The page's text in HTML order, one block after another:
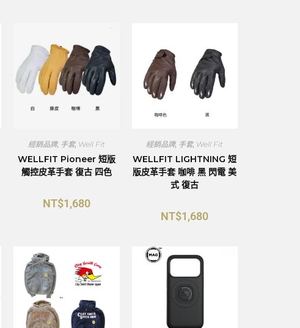
經銷品牌, 手套, Well Fit
WELLFIT Pioneer 短版
觸控皮革手套 復古 四色
NT$1,680
經銷品牌, 手套, Well Fit
WELLFIT LIGHTNING 短
版皮革手套 咖啡 黑 閃電 美
式 復古
NT$1,680